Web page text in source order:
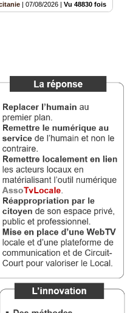
07/08/2026 Vu 48830 fois